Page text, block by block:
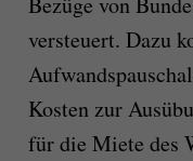
versteuert. Dazu
Kosten zur
für die Miete des